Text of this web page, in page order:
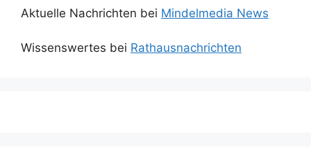
Aktuelle Nachrichten bei Mindelmedia News
Wissenswertes bei Rathausnachrichten